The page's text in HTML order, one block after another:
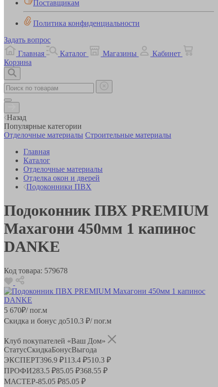
Поставщикам
Политика конфиденциальности
Задать вопрос
Главная
Каталог Магазины
Кабинет
Корзина
Назад
Популярные категории
Отделочные материалы Строительные материалы
Главная
Каталог
Отделочные материалы
Отделка окон и дверей
Подоконники ПВХ
Подоконник ПВХ PREMIUM
Махагони 450мм 1 капинос
DANKE
Код товара: 579678
5 670₽/ пог.м
Скидка и бонус до510.3 ₽/ пог.м
Клуб покупателей «Ваш Дом»
СтатусСкидкаБонусВыгода
ЭКСПЕРТ396.9 ₽113.4 ₽510.3 ₽
ПРОФИ283.5 ₽85.05 ₽368.55 ₽
МАСТЕР-85.05 ₽85.05 ₽